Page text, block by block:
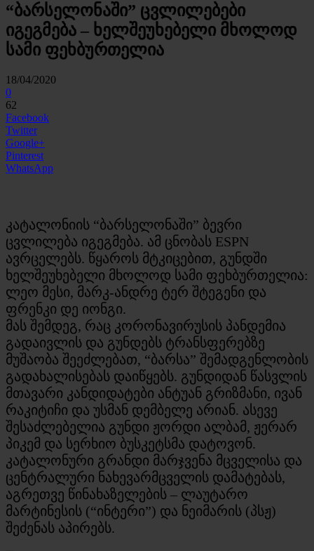
“ბარსელონაში” ცვლილებები
იგეგმება – ხელშეუხებელი მხოლოდ
სამი ფეხბურთელია
18/04/2020
0
62
Facebook
Twitter
Google+
Pinterest
WhatsApp
კატალონიის “ბარსელონაში” ბევრი
ცვლილება იგეგმება. ამ ცნობას ESPN
ავრცელებს. წყაროს მტკიცებით, გუნდში
ხელშეუხებელი მხოლოდ სამი ფეხბურთელია:
ლეო მესი, მარკ-ანდრე ტერ შტეგენი და
ფრენკი დე იონგი.
მას შემდეგ, რაც კორონავირუსის პანდემია
გადაივლის და გუნდებს ტრანსფერებზე
მუშაობა შეეძლებათ, “ბარსა” შემადგენლობის
გადახალისებას დაიწყებს. გუნდიდან წასვლის
მთავარი კანდიდატები ანტუან გრიზმანი, ივან
რაკიტიჩი და უსმან დემბელე არიან. ასევე
შესაძლებელია გუნდი ჟორდი ალბამ, ჟერარ
პიკემ და სერხიო ბუსკეტსმა დატოვონ.
კატალონური გრანდი მარჯვენა მცველისა და
ცენტრალური ნახევარმცველის დამატებას,
აგრეთვე წინახაზელების – ლაუტარო
მარტინესის (“ინტერი”) და ნეიმარის (პსჟ)
შეძენას აპირებს.